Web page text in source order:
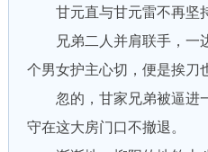
甘元直与甘元雷不再坚持
兄弟二人并肩联手，一
个男女护主心切，便是挨刀
忽的，甘家兄弟被逼进
守在这大房门口不撤退。